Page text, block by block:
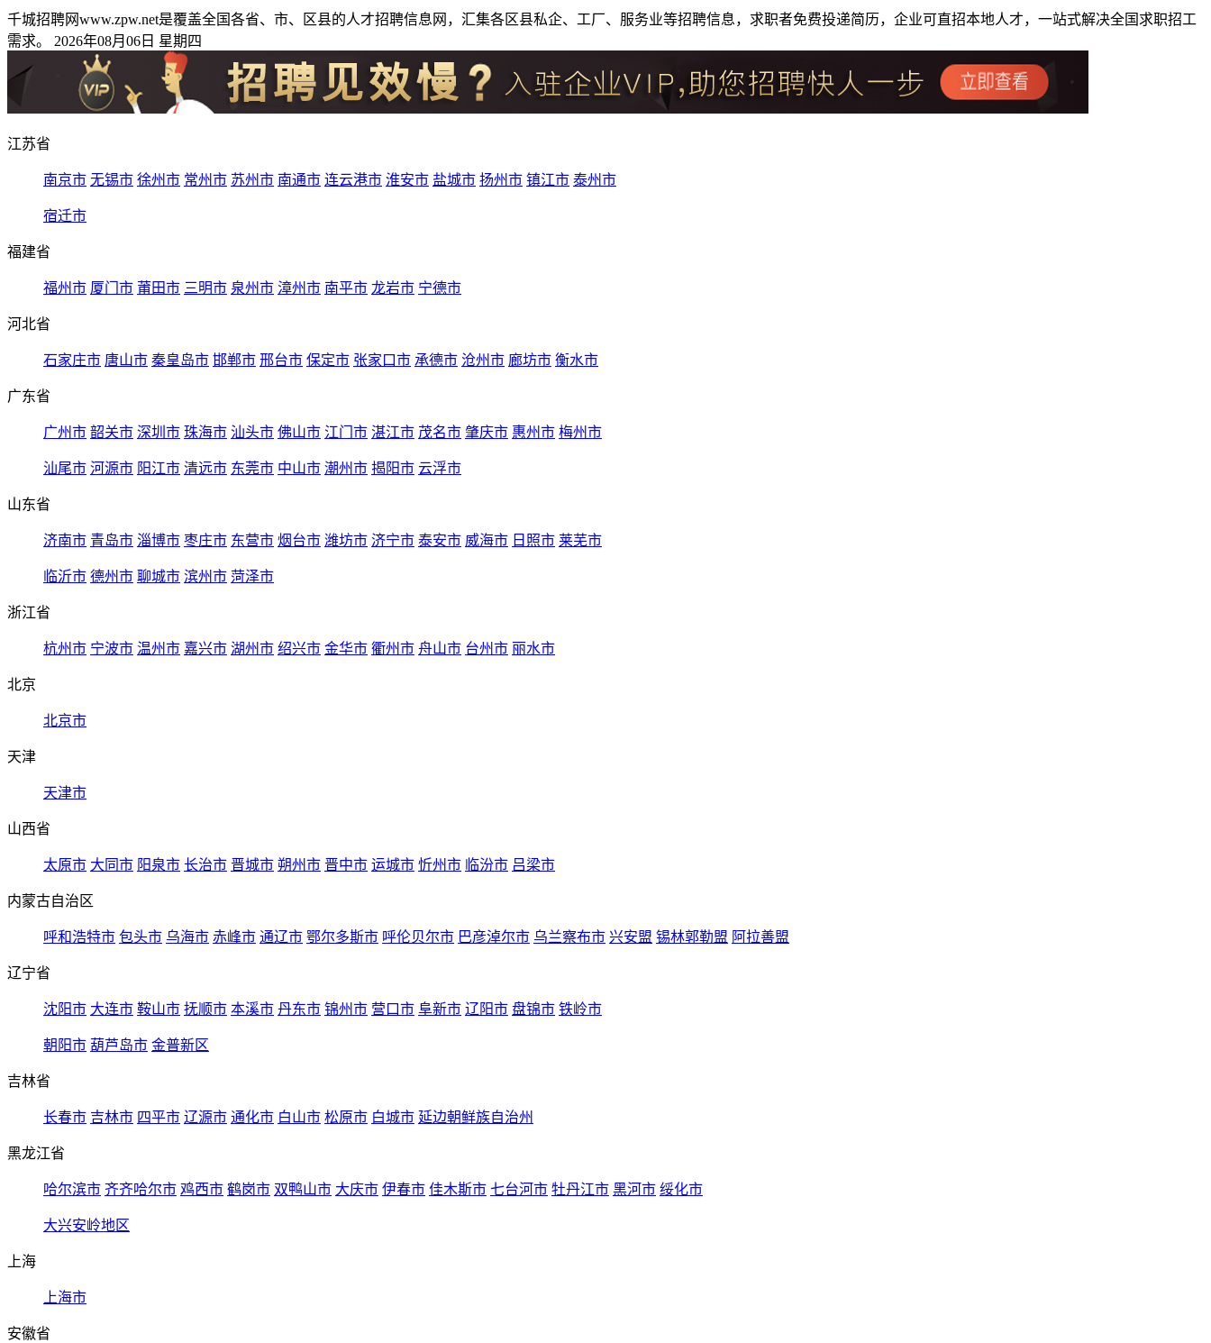
千城招聘网www.zpw.net是覆盖全国各省、市、区县的人才招聘信息网，汇集各区县私企、工厂、服务业等招聘信息，求职者免费投递简历，企业可直招本地人才，一站式解决全国求职招工
需求。 2026年08月06日 星期四
江苏省
南京市 无锡市 徐州市 常州市 苏州市 南通市 连云港市 淮安市 盐城市 扬州市 镇江市 泰州市
宿迁市
福建省
福州市 厦门市 莆田市 三明市 泉州市 漳州市 南平市 龙岩市 宁德市
河北省
石家庄市 唐山市 秦皇岛市 邯郸市 邢台市 保定市 张家口市 承德市 沧州市 廊坊市 衡水市
广东省
广州市 韶关市 深圳市 珠海市 汕头市 佛山市 江门市 湛江市 茂名市 肇庆市 惠州市 梅州市
汕尾市 河源市 阳江市 清远市 东莞市 中山市 潮州市 揭阳市 云浮市
山东省
济南市 青岛市 淄博市 枣庄市 东营市 烟台市 潍坊市 济宁市 泰安市 威海市 日照市 莱芜市
临沂市 德州市 聊城市 滨州市 菏泽市
浙江省
杭州市 宁波市 温州市 嘉兴市 湖州市 绍兴市 金华市 衢州市 舟山市 台州市 丽水市
北京
北京市
天津
天津市
山西省
太原市 大同市 阳泉市 长治市 晋城市 朔州市 晋中市 运城市 忻州市 临汾市 吕梁市
内蒙古自治区
呼和浩特市 包头市 乌海市 赤峰市 通辽市 鄂尔多斯市 呼伦贝尔市 巴彦淖尔市 乌兰察布市 兴安盟 锡林郭勒盟 阿拉善盟
辽宁省
沈阳市 大连市 鞍山市 抚顺市 本溪市 丹东市 锦州市 营口市 阜新市 辽阳市 盘锦市 铁岭市
朝阳市 葫芦岛市 金普新区
吉林省
长春市 吉林市 四平市 辽源市 通化市 白山市 松原市 白城市 延边朝鲜族自治州
黑龙江省
哈尔滨市 齐齐哈尔市 鸡西市 鹤岗市 双鸭山市 大庆市 伊春市 佳木斯市 七台河市 牡丹江市 黑河市 绥化市
大兴安岭地区
上海
上海市
安徽省